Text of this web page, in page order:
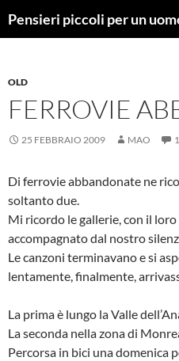
Pensieri piccoli per un
OLD
FERROVIE
25 FEBBRAIO 2009 MAO
Di ferrovie abbandonate ne
soltanto due.
Mi ricordo le gallerie, con il
accompagnato dal nostro
Le canzoni terminavano e si
lentamente, finalmente,
La prima è lungo la Valle
La seconda nella zona di
Percorsa in bici una domenica